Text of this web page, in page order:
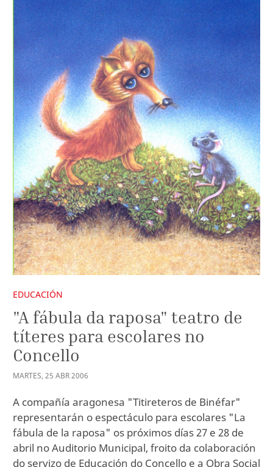
EDUCACIÓN
"A fábula da raposa" teatro de
títeres para escolares no
Concello
MARTES, 25 ABR2006
A compañía aragonesa "Titireteros de Binéfar"
representarán o espectáculo para escolares "La
fábula de la raposa" os próximos días 27 e 28 de
abril no Auditorio Municipal, froito da colaboración
do servizo de Educación do Concello e a Obra Social